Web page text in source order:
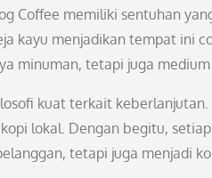
Coffee memiliki sentuhan
kayu menjadikan tempat ini
minuman, tetapi juga
kuat terkait
lokal. Dengan begitu,
tetapi juga menjadi